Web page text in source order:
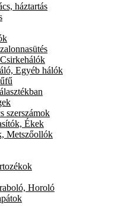
háztartás
Egyéb hálók
szerszámok
Ékek
Metszőollók
Horoló